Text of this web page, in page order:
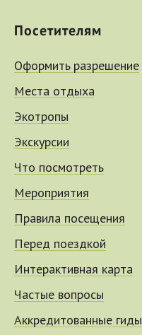
Посетителям
Оформить разрешение
Места отдыха
Экотропы
Экскурсии
Что посмотреть
Мероприятия
Правила посещения
Перед поездкой
Интерактивная карта
Частые вопросы
Аккредитованные гиды